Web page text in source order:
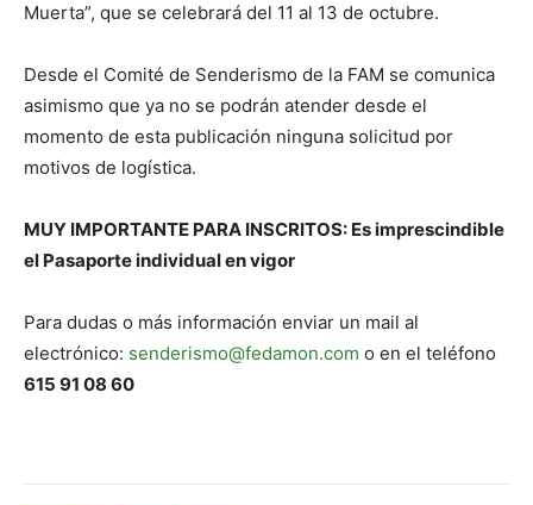
Muerta”, que se celebrará del 11 al 13 de octubre.
Desde el Comité de Senderismo de la FAM se comunica
asimismo que ya no se podrán atender desde el
momento de esta publicación ninguna solicitud por
motivos de logística.
MUY IMPORTANTE PARA INSCRITOS: Es imprescindible
el Pasaporte individual en vigor
Para dudas o más información enviar un mail al
electrónico: senderismo@fedamon.com o en el teléfono
615 91 08 60